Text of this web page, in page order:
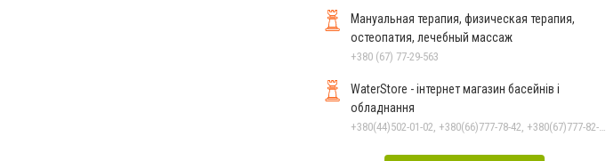
Мануальная терапия, физическая терапия,
остеопатия, лечебный массаж
+380 (67) 77-29-563
WaterStore - інтернет магазин басейнів і
обладнання